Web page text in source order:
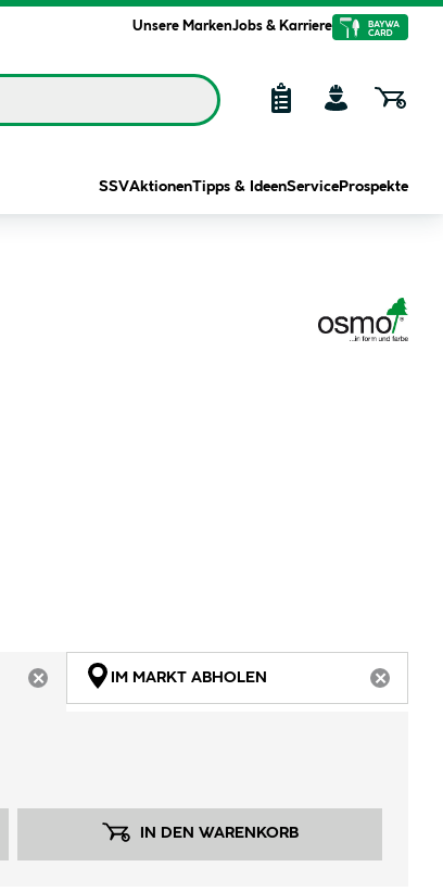
Unsere MarkenJobs & Karriere
SSVAktionenTipps & IdeenService Prospekte
ARTIKEL NICHT VERFÜGBAR
IM MARKT ABHOLEN
IN DEN WARENKORB